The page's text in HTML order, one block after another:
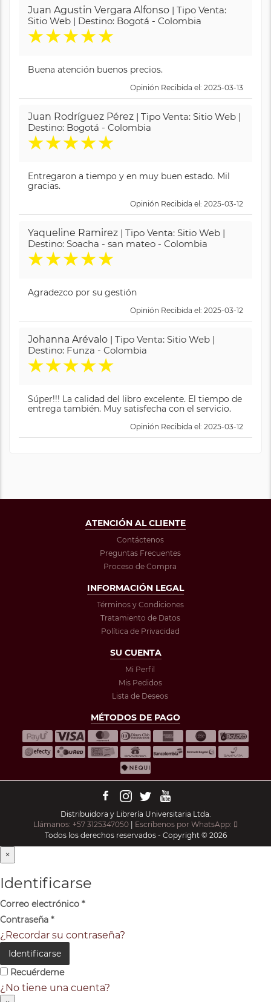
Juan Agustin Vergara Alfonso | Tipo Venta:
Sitio Web | Destino: Bogotá - Colombia
★★★★★
Buena atención buenos precios.
Opinión Recibida el: 2025-03-13
Juan Rodríguez Pérez | Tipo Venta: Sitio Web |
Destino: Bogotá - Colombia
★★★★★
Entregaron a tiempo y en muy buen estado. Mil
gracias.
Opinión Recibida el: 2025-03-12
Yaqueline Ramirez | Tipo Venta: Sitio Web |
Destino: Soacha - san mateo - Colombia
★★★★★
Agradezco por su gestión
Opinión Recibida el: 2025-03-12
Johanna Arévalo | Tipo Venta: Sitio Web |
Destino: Funza - Colombia
★★★★★
Súper!!! La calidad del libro excelente. El tiempo de
entrega también. Muy satisfecha con el servicio.
Opinión Recibida el: 2025-03-12
ATENCIÓN AL CLIENTE
Contáctenos
Preguntas Frecuentes
Proceso de Compra
INFORMACIÓN LEGAL
Términos y Condiciones
Tratamiento de Datos
Política de Privacidad
SU CUENTA
Mi Perfil
Mis Pedidos
Lista de Deseos
MÉTODOS DE PAGO
Distribuidora y Librería Universitaria Ltda.
Llámanos: +57 3125347050
Escríbenos por WhatsApp:
Todos los derechos reservados - Copyright © 2026
×
Identificarse
Correo electrónico *
Contraseña *
¿Recordar su contraseña?
Identificarse
Recuérdeme
¿No tiene una cuenta?